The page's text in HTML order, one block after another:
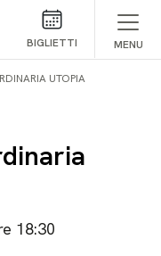
BIGLIETTI MENU
UTOPIA
18:30